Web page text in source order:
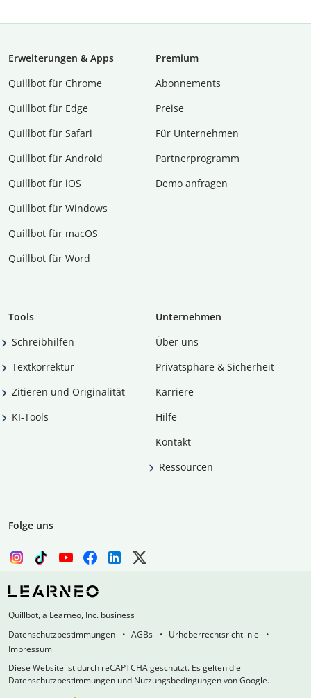
Erweiterungen & Apps
Quillbot für Chrome
Quillbot für Edge
Quillbot für Safari
Quillbot für Android
Quillbot für iOS
Quillbot für Windows
Quillbot für macOS
Quillbot für Word
Premium
Abon­ne­ments
Preise
Für Unternehmen
Partnerprogramm
Demo anfragen
Tools
Schreibhilfen
Textkorrektur
Zitieren und Originalität
KI-Tools
Unternehmen
Über uns
Privatsphäre & Sicherheit
Karriere
Hilfe
Kontakt
Ressourcen
Folge uns
Quillbot, a Learneo, Inc. business
Datenschutzbestimmungen
AGBs
Urheberrechtsrichtlinie
Impressum
Diese Website ist durch reCAPTCHA geschützt. Es gelten die
Datenschutzbestimmungen und Nutzungsbedingungen von Google.